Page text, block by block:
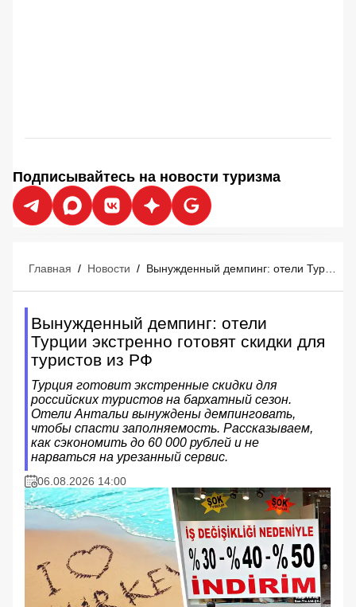
Подписывайтесь на новости туризма
Главная / Новости /
Вынужденный демпинг: отели
Турции экстренно готовят скидки для
туристов из РФ
Турция готовит экстренные скидки для
российских туристов на бархатный сезон.
Отели Антальи вынуждены демпинговать,
чтобы спасти заполняемость. Рассказываем,
как сэкономить до 60 000 рублей и не
нарваться на урезанный сервис.
06.08.2026 14:00